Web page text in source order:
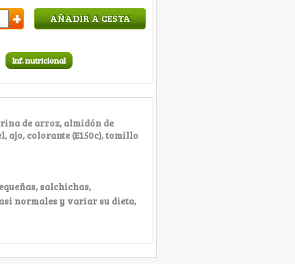
+ AÑADIR A CESTA
Inf. nutricional
de arroz, almidón de
ajo, colorante (E150c), tomillo
salchichas,
normales y variar su dieta,